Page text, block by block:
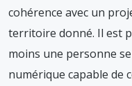
cohérence avec un
territoire donné. Il est
moins une personne
numérique capable de